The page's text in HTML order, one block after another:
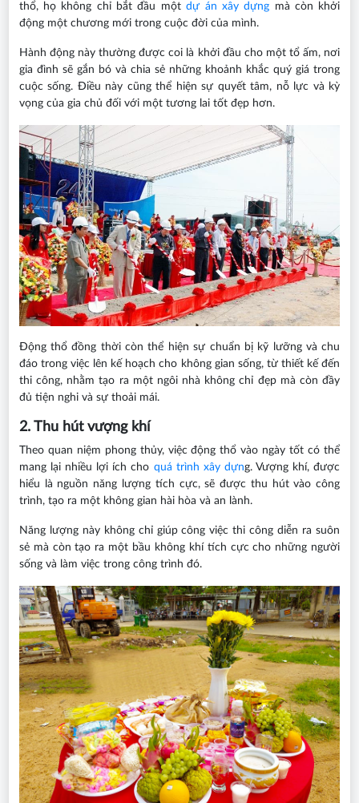
thổ, họ không chỉ bắt đầu mộtdự án xây dựng mà còn khởi
động một chương mới trong cuộc đời của mình.
Hành động này thường được coi là khởi đầu cho một tổ ấm, nơi
gia đình sẽ gắn bó và chia sẻ những khoảnh khắc quý giá trong
cuộc sống. Điều này cũng thể hiện sự quyết tâm, nỗ lực và kỳ
vọng của gia chủ đối với một tương lai tốt đẹp hơn.
Động thổ đồng thời còn thể hiện sự chuẩn bị kỹ lưỡng và chu
đáo trong việc lên kế hoạch cho không gian sống, từ thiết kế đến
thi công, nhằm tạo ra một ngôi nhà không chỉ đẹp mà còn đầy
đủ tiện nghi và sự thoải mái.
2. Thu hút vượng khí
Theo quan niệm phong thủy, việc động thổ vào ngày tốt có thể
mang lại nhiều lợi ích cho quá trình xây dựng. Vượng khí, được
hiểu là nguồn năng lượng tích cực, sẽ được thu hút vào công
trình, tạo ra một không gian hài hòa và an lành.
Năng lượng này không chỉ giúp công việc thi công diễn ra suôn
sẻ mà còn tạo ra một bầu không khí tích cực cho những người
sống và làm việc trong công trình đó.